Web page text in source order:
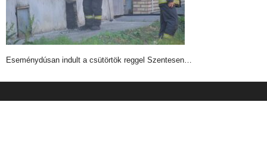
Eseménydúsan indult a csütörtök reggel Szentesen…